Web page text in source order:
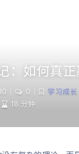
：如何真
0
学习成长
18 分钟